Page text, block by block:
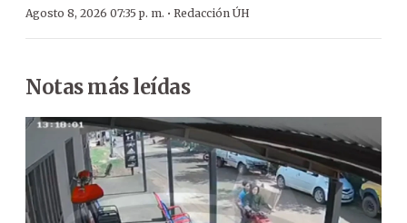
Agosto 8, 2026 07:35 p. m. · Redacción ÚH
Notas más leídas